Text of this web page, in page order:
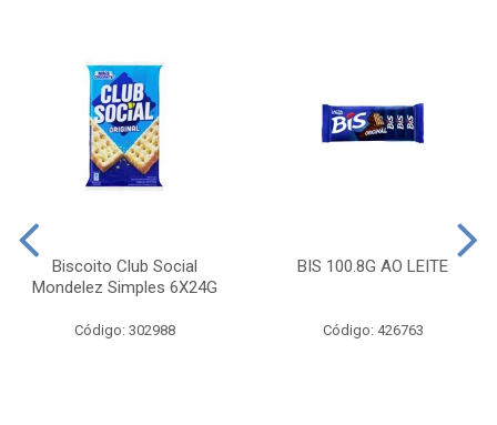
Biscoito Club Social
Mondelez Simples 6X24G
Código: 302988
BIS 100.8G AO LEITE
Código: 426763